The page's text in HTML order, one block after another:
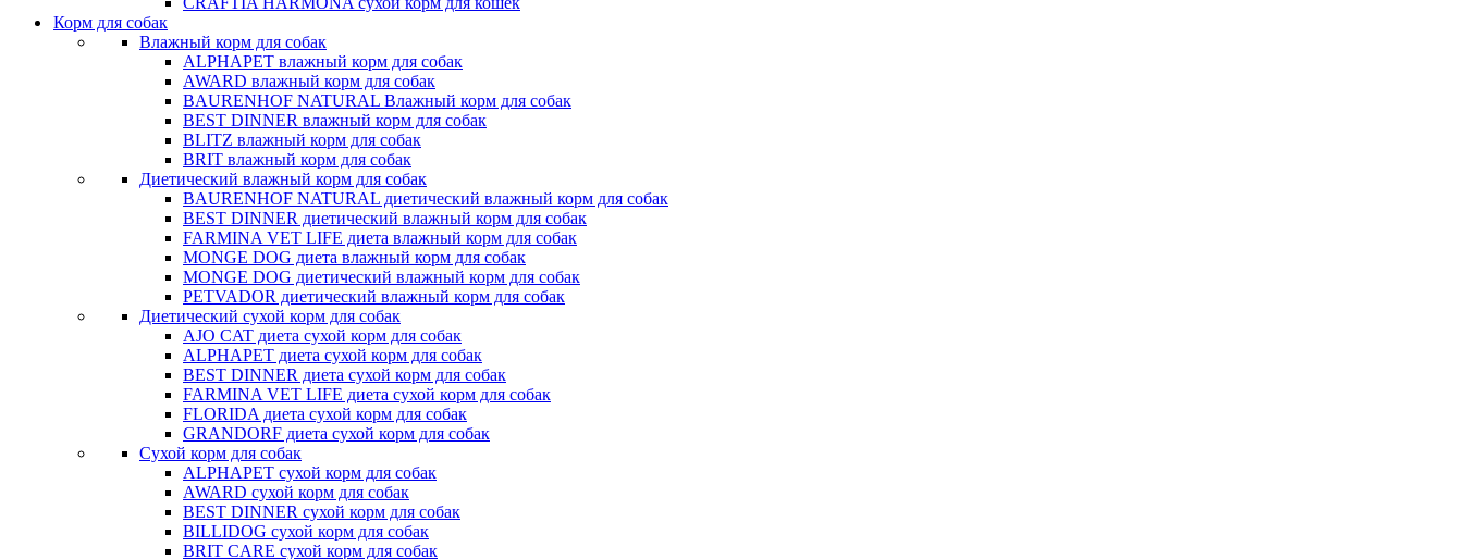
Корм для собак
Влажный корм для собак
ALPHAPET влажный корм для собак
AWARD влажный корм для собак
BAURENHOF NATURAL Влажный корм для собак
BEST DINNER влажный корм для собак
BLITZ влажный корм для собак
BRIT влажный корм для собак
Диетический влажный корм для собак
BAURENHOF NATURAL диетический влажный корм для собак
BEST DINNER диетический влажный корм для собак
FARMINA VET LIFE диета влажный корм для собак
MONGE DOG диета влажный корм для собак
MONGE DOG диетический влажный корм для собак
PETVADOR диетический влажный корм для собак
Диетический сухой корм для собак
AJO CAT диета сухой корм для собак
ALPHAPET диета сухой корм для собак
BEST DINNER диета сухой корм для собак
FARMINA VET LIFE диета сухой корм для собак
FLORIDA диета сухой корм для собак
GRANDORF диета сухой корм для собак
Сухой корм для собак
ALPHAPET сухой корм для собак
AWARD сухой корм для собак
BEST DINNER сухой корм для собак
BILLIDOG cухой корм для собак
BRIT CARE сухой корм для собак